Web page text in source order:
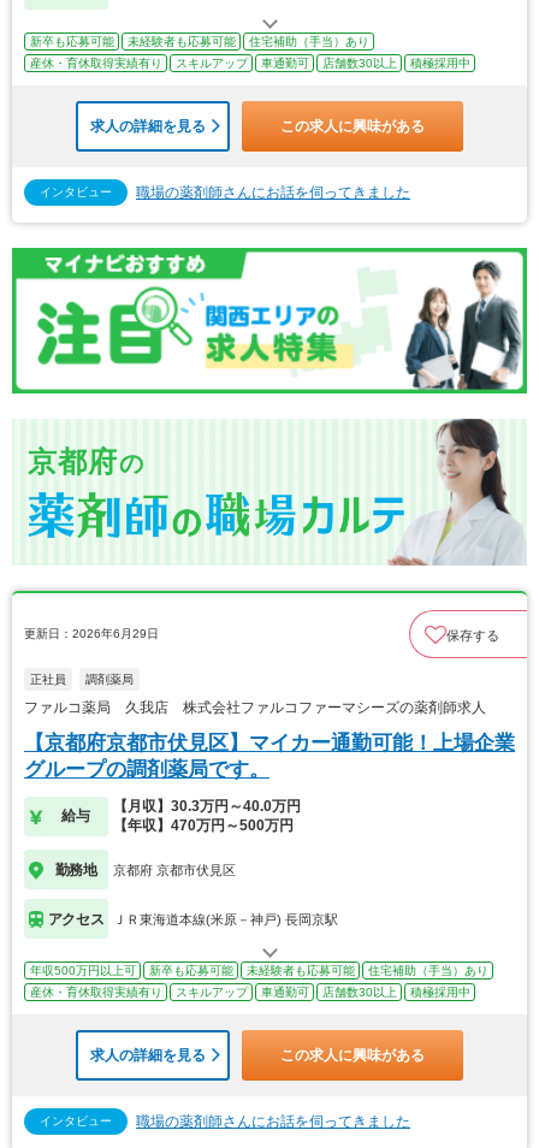
新卒も応募可能 未経験者も応募可能
住宅補助（手当）あり
産休・育休取得実績有り
スキルアップ 車通勤可 店舗数30以上 積極採用中
求人の詳細を見る この求人に興味がある
インタビュー 職場の薬剤師さんにお話を伺ってきました
京都府の
更新日：2026年6月29日 保存する
正社員 調剤薬局
ファルコ薬局 久我店 株式会社ファルコファーマシーズの薬剤師求人
【京都府京都市伏見区】マイカー通勤可能！上場企業
グループの調剤薬局です。
給与
【月収】30.3万円～40.0万円
【年収】470万円～500万円
勤務地 京都府 京都市伏見区
アクセス ＪＲ東海道本線(米原－神戸) 長岡京駅
年収500万円以上可 新卒も応募可能 未経験者も応募可能
住宅補助（手当）あり
産休・育休取得実績有り
スキルアップ 車通勤可 店舗数30以上 積極採用中
求人の詳細を見る この求人に興味がある
インタビュー 職場の薬剤師さんにお話を伺ってきました